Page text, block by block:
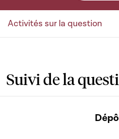
Activités sur la question
Suivi de la